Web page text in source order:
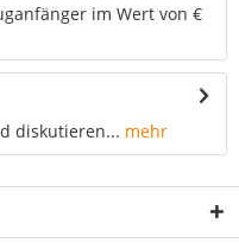
im Wert von €
diskutieren... mehr